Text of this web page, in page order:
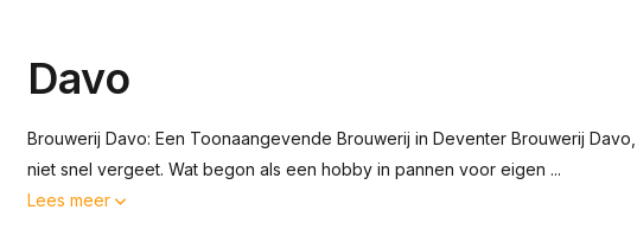
Davo
Brouwerij Davo: Een Toonaangevende Brouwerij in Deventer Brouwerij
niet snel vergeet. Wat begon als een hobby in pannen voor eigen ...
Lees meer